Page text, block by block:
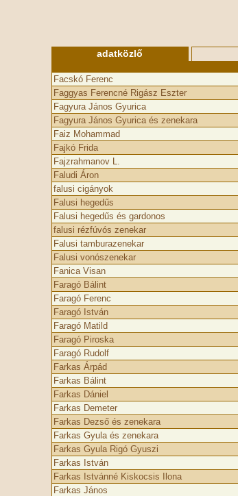
adatközlő
Facskó Ferenc
Faggyas Ferencné Rigász Eszter
Fagyura János Gyurica
Fagyura János Gyurica és zenekara
Faiz Mohammad
Fajkó Frida
Fajzrahmanov L.
Faludi Áron
falusi cigányok
Falusi hegedűs
Falusi hegedűs és gardonos
falusi rézfúvós zenekar
Falusi tamburazenekar
Falusi vonószenekar
Fanica Visan
Faragó Bálint
Faragó Ferenc
Faragó István
Faragó Matild
Faragó Piroska
Faragó Rudolf
Farkas Árpád
Farkas Bálint
Farkas Dániel
Farkas Demeter
Farkas Dezső és zenekara
Farkas Gyula és zenekara
Farkas Gyula Rigó Gyuszi
Farkas István
Farkas Istvánné Kiskocsis Ilona
Farkas János